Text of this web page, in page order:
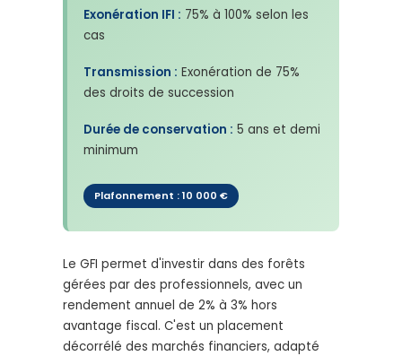
Exonération IFI : 75% à 100% selon les
cas
Transmission : Exonération de 75%
des droits de succession
Durée de conservation : 5 ans et demi
minimum
Plafonnement : 10 000 €
Le GFI permet d'investir dans des forêts
gérées par des professionnels, avec un
rendement annuel de 2% à 3% hors
avantage fiscal. C'est un placement
décorrélé des marchés financiers, adapté